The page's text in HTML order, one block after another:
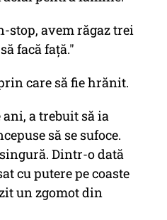
stop, avem răgaz trei
facă faţă."
care să fie hrănit.
a trebuit să ia
să se sufoce.
Dintr-o dată
cu putere pe coaste
un zgomot din